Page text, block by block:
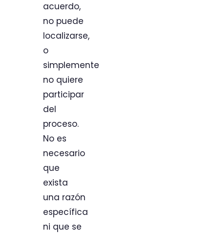
acuerdo,
no puede
localizarse,
o
simplemente
no quiere
participar
del
proceso.
No es
necesario
que
exista
una razón
específica
ni que se